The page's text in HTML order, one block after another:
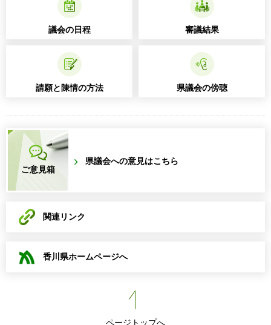
議会の日程 審議結果
請願と陳情の方法 県議会の傍聴
ご意見箱
県議会への意見はこちら
関連リンク
香川県ホームページへ
ページトップへ